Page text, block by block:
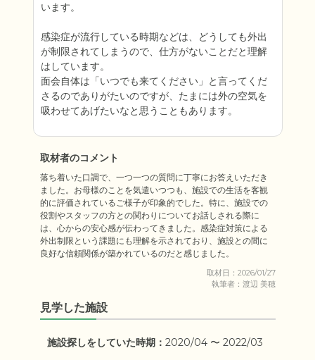
います。
感染症が流行している時期などは、どうしても外出
が制限されてしまうので、仕方がないことだと理解
はしています。
面会自体は「いつでも来てください」と言ってくだ
さるのでありがたいのですが、たまには外の空気を
吸わせてあげたいなと思うこともあります。
取材者のコメント
落ち着いた口調で、一つ一つの質問に丁寧にお答えいただき
ました。お母様のことを気遣いつつも、施設での生活を客観
的に評価されているご様子が印象的でした。特に、施設での
役割やスタッフの方との関わりについてお話しされる際に
は、心からの安心感が伝わってきました。感染症対策による
外出制限という課題にも理解を示されており、施設との間に
良好な信頼関係が築かれているのだと感じました。
取材日：2026/01/27
執筆者：渡辺 美穂
見学した施設
施設探しをしていた時期： 2020/04 〜 2022/03